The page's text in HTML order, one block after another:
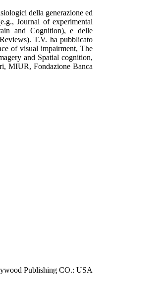
della generazione ed
Journal of experimental
and Cognition), e delle
T.V. ha pubblicato
of visual impairment, The
and Spatial cognition,
MIUR, Fondazione Banca
Publishing CO.: USA